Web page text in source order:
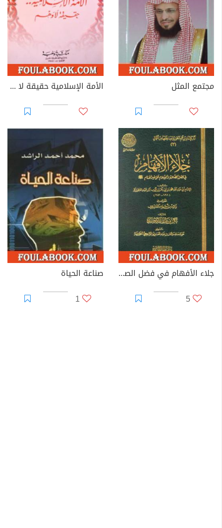
مجتمع المثل الأمة الإسلامية حقيقة لا وهم
جلاء الأفهام في فضل الصلاة والسلام على خير الأنام
5
صناعة الحياة
1